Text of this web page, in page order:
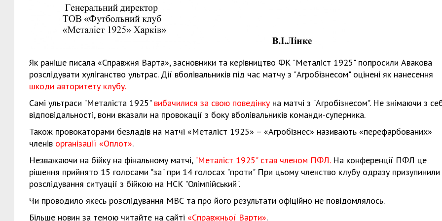
Як раніше писала «Справжня Варта», засновники та керівництво ФК "Металіст 1925" попросили Авакова
розслідувати хуліганство ультрас. Дії вболівальників під час матчу з "Агробізнесом" оцінені як нанесення
шкоди авторитету клубу.
Самі ультраси "Металіста 1925"вибачилися за свою поведінку на матчі з "Агробізнесом". Не знімаючи з
відповідальності, вони вказали на провокації з боку вболівальників команди-суперника.
Також провокаторами безладів на матчі «Металіст 1925» – «Агробізнес» називають «перефарбованих»
членів організації «Оплот».
Незважаючи на бійку на фінальному матчі,"Металіст 1925" став членом ПФЛ.На конференції ПФЛ це
рішення прийнято 15 голосами "за" при 14 голосах "проти" При цьому членство клубу одразу
розслідування ситуації з бійкою на НСК "Олімпійський".
Чи проводило якесь розслідування МВС та про його результати офіційно не повідомлялось.
Більше новин за темою читайте на сайті «Справжньої Варти».